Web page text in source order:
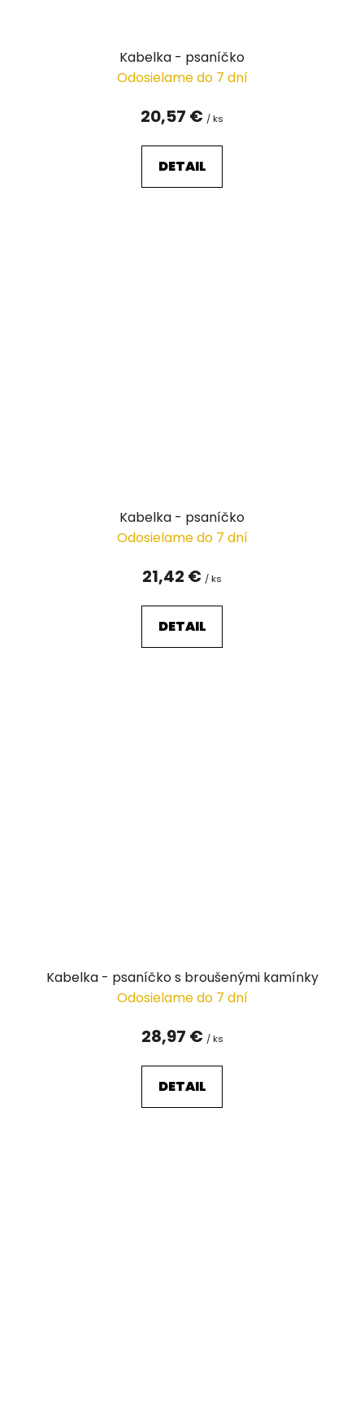
Kabelka - psaníčko
Odosielame do 7 dní
20,57 € / ks
DETAIL
Kabelka - psaníčko
Odosielame do 7 dní
21,42 € / ks
DETAIL
Kabelka - psaníčko s broušenými kamínky
Odosielame do 7 dní
28,97 € / ks
DETAIL